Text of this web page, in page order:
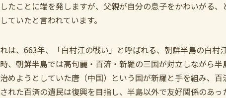
たことに端を発しますが、父親が自分の息子をかわいがる
ていたと言われています。
は、663年、「白村江の戦い」と呼ばれる、朝鮮半島の白村
、朝鮮半島では高句麗・百済・新羅の三国が対立しながら
めようとしていた唐（中国）という国が新羅と手を組み、百
れた百済の遺民は復興を目指し、半島以外で友好関係のあっ